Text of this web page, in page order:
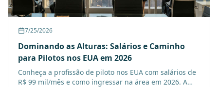
7/25/2026
Dominando as Alturas: Salários e Caminho
para Pilotos nos EUA em 2026
Conheça a profissão de piloto nos EUA com salários de
R$ 99 mil/mês e como ingressar na área em 2026. A